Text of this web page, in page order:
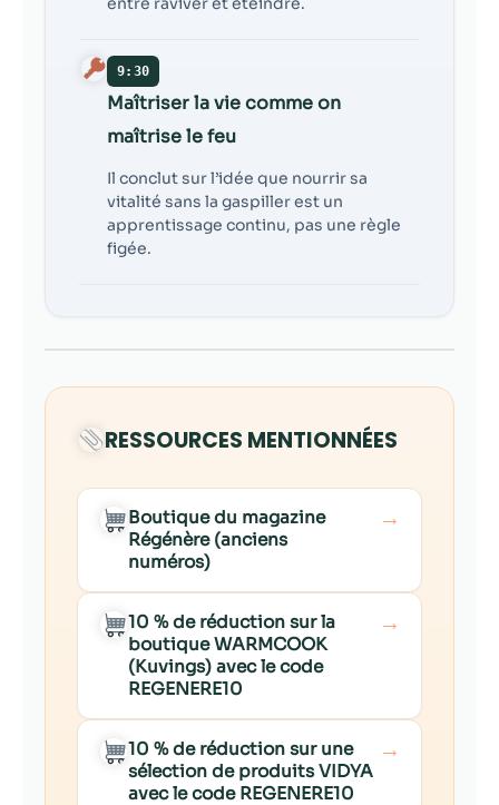
9:30
Maîtriser la vie comme on
maîtrise le feu
Il conclut sur l’idée que nourrir sa
vitalité sans la gaspiller est un
apprentissage continu, pas une règle
figée.
RESSOURCES MENTIONNÉES
Boutique du magazine
Régénère (anciens
numéros)
→
10 % de réduction sur la
boutique WARMCOOK
(Kuvings) avec le code
REGENERE10
→
10 % de réduction sur une
sélection de produits VIDYA
avec le code REGENERE10
→